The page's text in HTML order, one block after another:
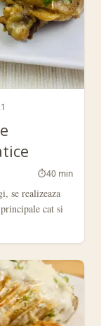
⏱40 min
se realizeaza
cat si